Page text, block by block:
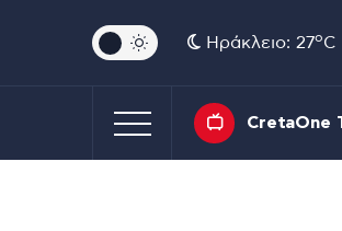
Ηράκλειο: 27oC
CretaOne